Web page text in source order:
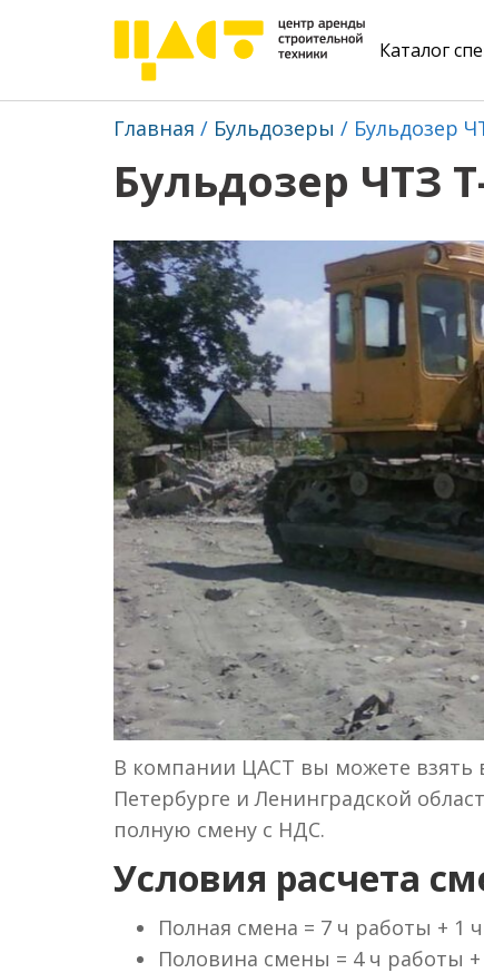
Каталог
Главная Бульдозеры Бульдозер
Бульдозер ЧТЗ
В компании ЦАСТ вы можете взять
Петербурге и Ленинградской
полную смену с НДС.
Условия расчета
Полная смена = 7 ч работы + 1
Половина смены = 4 ч работы